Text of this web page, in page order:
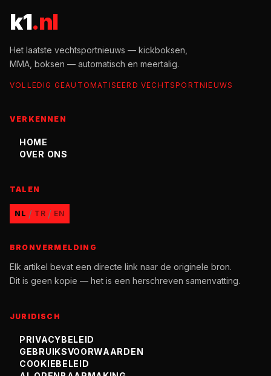
k1.nl
Het laatste vechtsportnieuws — kickboksen,
MMA, boksen — automatisch en meertalig.
VOLLEDIG GEAUTOMATISEERD VECHTSPORTNIEUWS
VERKENNEN
HOME
OVER ONS
TALEN
NL / TR / EN
BRONVERMELDING
Elk artikel bevat een directe link naar de originele bron.
Dit is geen kopie — het is een herschreven samenvatting.
JURIDISCH
PRIVACYBELEID
GEBRUIKSVOORWAARDEN
COOKIEBELEID